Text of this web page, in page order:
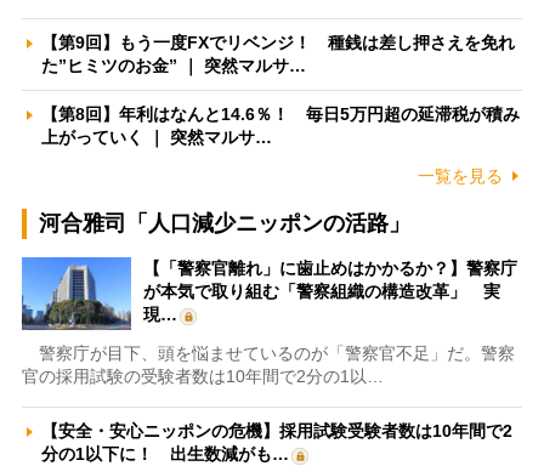
【第9回】もう一度FXでリベンジ！ 種銭は差し押さえを免れ
た”ヒミツのお金” ｜ 突然マルサ…
【第8回】年利はなんと14.6％！ 毎日5万円超の延滞税が積み
上がっていく ｜ 突然マルサ…
一覧を見る
河合雅司「人口減少ニッポンの活路」
【「警察官離れ」に歯止めはかかるか？】警察庁
が本気で取り組む「警察組織の構造改革」 実
現…
警察庁が目下、頭を悩ませているのが「警察官不足」だ。警察
官の採用試験の受験者数は10年間で2分の1以…
【安全・安心ニッポンの危機】採用試験受験者数は10年間で2
分の1以下に！ 出生数減がも…